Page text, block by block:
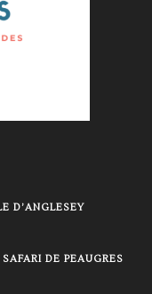
D’ANGLESEY
DE PEAUGRES